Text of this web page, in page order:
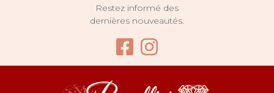
Restez informé des
dernières nouveautés.
Facebook